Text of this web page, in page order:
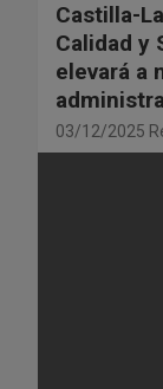
Castilla-
Calidad y
elevará a
03/12/2025